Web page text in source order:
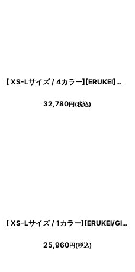
[ XS-Lサイズ / 4カラー][ERUKEI]ジャガード・花柄・ラメ・Vネック・ハイウエスト・ノースリーブ・フレア・Aライン・ロングドレス[薗田杏奈着用][送料無料]
32,780円(税込)
[ XS-Lサイズ / 1カラー][ERUKEI/GINZA COUTURE]フリンジジャガード・ドット・ノースリーブ・Aライン・フレア・ミニドレス・ワンピース[送料無料]
25,960円(税込)